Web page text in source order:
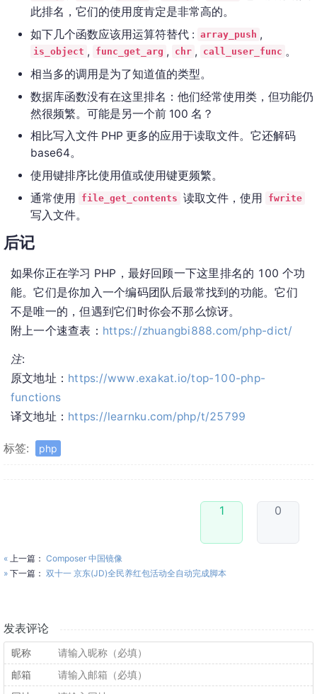
此排名，它们的使用度肯定是非常高的。
如下几个函数应该用运算符替代 : array_push ,
is_object , func_get_arg , chr , call_user_func 。
相当多的调用是为了知道值的类型。
数据库函数没有在这里排名：他们经常使用类，但功能仍
然很频繁。可能是另一个前 100 名？
相比写入文件 PHP 更多的应用于读取文件。它还解码
base64。
使用键排序比使用值或使用键更频繁。
通常使用
file_get_contents 读取文件，使用 fwrite
写入文件。
后记
如果你正在学习 PHP，最好回顾一下这里排名的 100 个功
能。它们是你加入一个编码团队后最常找到的功能。它们
不是唯一的，但遇到它们时你会不那么惊讶。
附上一个速查表： https://zhuangbi888.com/php-dict/
注:
原文地址： https://www.exakat.io/top-100-php-
functions
译文地址： https://learnku.com/php/t/25799
标签: php
1 0
« 上一篇： Composer 中国镜像
» 下一篇： 双十一 京东(JD)全民养红包活动全自动完成脚本
发表评论
昵称
邮箱